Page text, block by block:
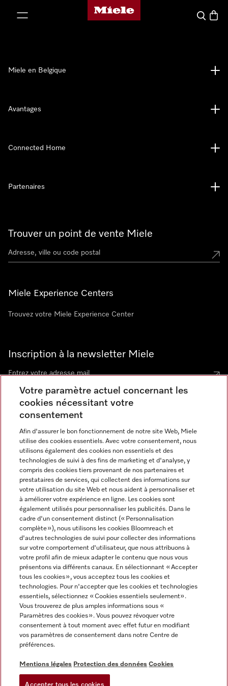
Page d'accueil de Miele
Search
Trouver un point de vente Miele
Miele Experience Centers
Trouvez votre Miele Experience Center
Inscription à la newsletter Miele
Contact contact@miele-support.be
Langue
FRANÇAIS
Miele en Belgique
Avantages
Connected Home
Partenaires
Informations légales
CGV
Conditions d’utilisation
Déclaration d'accessibilité
Digital Services Act
Miele sur Facebook
Miele sur Youtube
Miele sur Instagram
Miele sur Pinterest
Votre paramètre actuel concernant les
cookies nécessitant votre
consentement
Afin d'assurer le bon fonctionnement de notre site Web, Miele
utilise des cookies essentiels. Avec votre consentement, nous
utilisons également des cookies non essentiels et des
technologies de suivi à des fins de marketing et d'analyse, y
compris des cookies tiers provenant de nos partenaires et
prestataires de services, qui collectent des informations sur
votre utilisation du site Web et nous aident à personnaliser et
à améliorer votre expérience en ligne. Les cookies sont
également utilisés pour personnaliser les publicités. Dans le
cadre d'un consentement distinct (« Personnalisation
complète »), nous utilisons les cookies Bloomreach et
d'autres technologies de suivi pour collecter des informations
sur votre comportement d'utilisateur, que nous attribuons à
votre profil afin de mieux adapter le contenu que nous vous
présentons via différents canaux. En sélectionnant « Accepter
tous les cookies », vous acceptez tous les cookies et
technologies. Pour n'accepter que les cookies et technologies
essentiels, sélectionnez « Cookies essentiels seulement».
Vous trouverez de plus amples informations sous «
Paramètres des cookies ». Vous pouvez révoquer votre
consentement à tout moment avec effet futur en modifiant
vos paramètres de consentement dans notre Centre de
préférences.
Mentions légales Protection des données Cookies